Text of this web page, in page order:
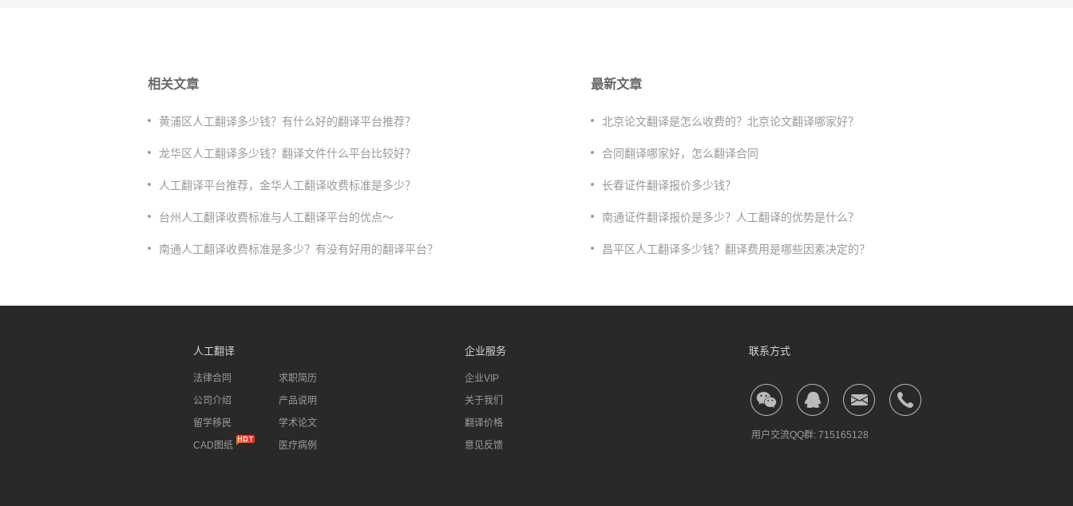
相关文章
​黄浦区人工翻译多少钱？有什么好的翻译平台推荐？
​龙华区人工翻译多少钱？翻译文件什么平台比较好？
​人工翻译平台推荐，金华人工翻译收费标准是多少？
​台州人工翻译收费标准与人工翻译平台的优点～
​南通人工翻译收费标准是多少？有没有好用的翻译平台？
最新文章
​北京论文翻译是怎么收费的？北京论文翻译哪家好？
合同翻译哪家好，怎么翻译合同
长春证件翻译报价多少钱？
南通证件翻译报价是多少？人工翻译的优势是什么？
昌平区人工翻译多少钱？翻译费用是哪些因素决定的？
人工翻译
法律合同
公司介绍
留学移民
CAD图纸
求职简历
产品说明
学术论文
医疗病例
企业服务
企业VIP
关于我们
翻译价格
意见反馈
联系方式
用户交流QQ群: 715165128